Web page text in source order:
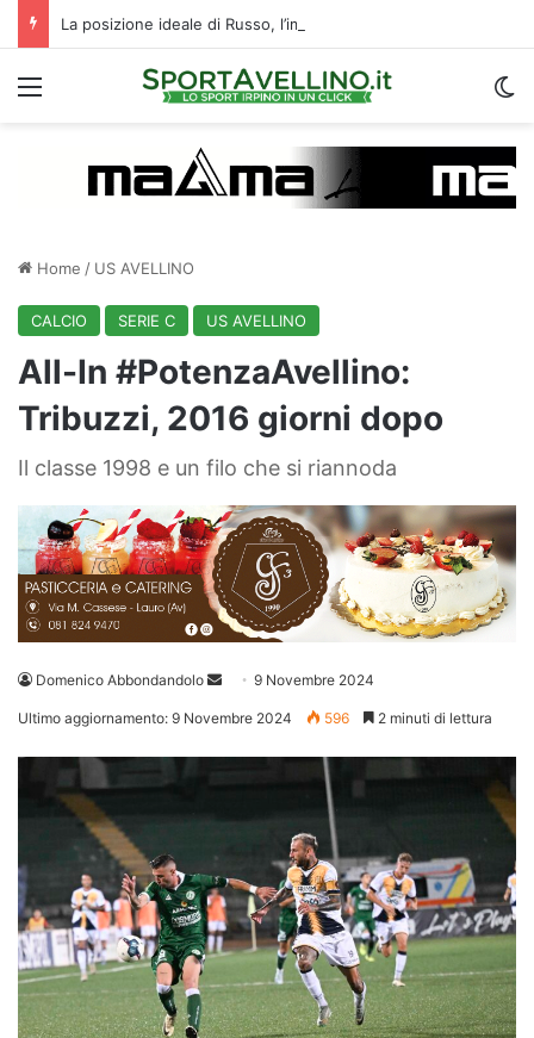
Menu
Home / US AVELLINO
CALCIO SERIE C US AVELLINO
All-In #PotenzaAvellino:
Tribuzzi, 2016 giorni dopo
Il classe 1998 e un filo che si riannoda
Domenico Abbondandolo
Invia 9 Novembre 2024
Ultimo aggiornamento: 9 Novembre 2024 596 2 minuti di lettura